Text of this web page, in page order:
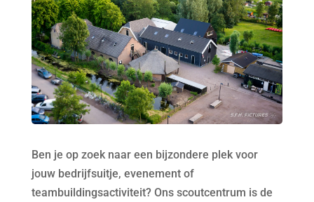
Ben je op zoek naar een bijzondere plek voor
jouw bedrijfsuitje, evenement of
teambuildingsactiviteit? Ons scoutcentrum is de